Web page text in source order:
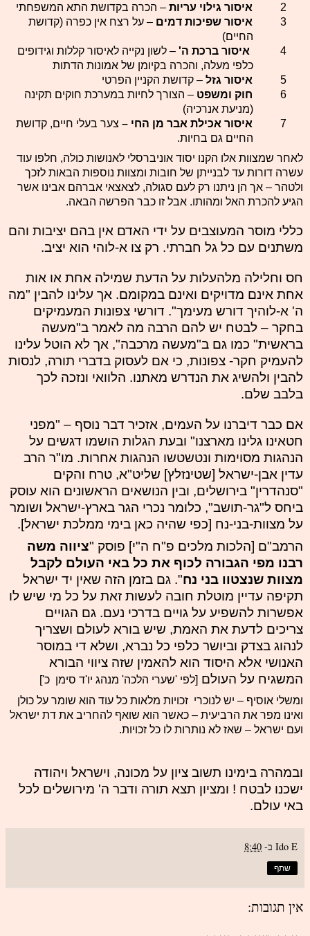
2
איסור גילוי עריות – הכרה בקדושת התא המשפחתי
3
איסור שפיכות דמים – על רצח אין כפרה (קדושת
החיים)
4
איסור ברכת ה' – לשון נקייה לאיסור קללות וגידופים
כלפי מעלה, והכרה בקיומן של אמונות הדתות
5
איסור גזל – קדושת הקניין הפרטי
6
חוק ומשפט – הצורך לחיות במערכת חוקים תקינה
(מניעת אנרכיה)
7
איסור אכילת אבר מן החי – צער בעלי חיים, קדושת
החיים גם בחיות.
לאחר שמצוות אלו הקנו יסוד אוניברסלי לאנושות כולה, חלפו עוד
עשרה דורות עד לבנייתן של חובות ומצוות נוספות הבאות לזכך
ולטהר – אך הן ניתנו רק לעם סגולה, לצאצאי אברהם אבינו אשר
הגיע להכרת האל ומהותו. אבל זו כבר הפרשה הבאה.
כללי מוסר המעוצבים על ידי האדם אין בהם יציבות והם
משתנים עם כל גל חברתי. רק צו א-לוהי הוא יציב.
חס וחלילה מלהעלות על הדעת שמילה אחת או אות
אחת אינם מדויקים ואינם במקומם. אך עלינו להבין "מה
ה' א-לוהיך דורש מעימך". דורשי צפונות המעמיקים
בחקר – לבטח יש להם הרבה מה לאמר ב"מעשה
בראשית" כמו גם ב"מעשה מרכבה", אך לא הוטל עלינו
להעמיק חקר- צפונות, כי אם לעסוק בדברי תורה, לנסות
להבין ולהשיג את הנדרש מאתנו. הלוואי ונזכה לכך
בלבב שלם.
אם כבר דיברנו על העמים, אזכיר דבר נוסף – "מפני
חטאינו גלינו מארצנו" ובעת הגלות הושמו דגשים על
הנהגות מסוימות ונטשטשו הנהגות אחרות. מו"ר הרב
עדין אבן-ישראל [שטינזלץ] שליט"א, טרח והקים
"סנהדרין" בירושלים, ובין הנושאים הראשונים הוא עוסק
ביחס ל"גר-תושב", כלומר נכרי הגר בארץ-ישראל ושומר
על מצוות-בני-נח [כפי שהיה כאן בימי ממלכת ישראל].
הרמב"ם [הלכות מלכים פ"ח ה"י] פוסק "ציווה משה
רבנו מפי הגבורה לכוף את כל באי העולם לקבל
מצוות שנצטוו בני נח". גם בזמן הזה שאין יד ישראל
תקיפה עדיין מוטלת חובה לעשות זאת על כל מי שיש לו
אפשרות להשפיע על גויים בדרכי נעם. גם הגויים
צריכים לדעת את האמת, שיש בורא לעולם ושצריך
לנהוג בצדק וביושר כלפי כל נברא, ושלא די במוסר
האנושי אלא היסוד הוא להאמין שזה ציווי הבורא
המשגיח על העולם [לפי 'שערי הלכה' מנהג יו'ד סימן כ']
ומשלי אוסיף – יש לנוכרי זכויות מלאות כל עוד הוא שומר על כולן
ואינו מפר את הרביעית – כאשר הוא שואף להחריב את דת ישראל
ועם ישראל – שאז לא נותרות לו כל זכויות.
ובמהרה בימינו תשוב ציון על מכונה, וישראל ויהודה
ישכנו לבטח ! ומציון תצא תורה ודבר ה' מירושלים לכל
באי עולם.
Ido E ב- 8:40
שתף
אין תגובות: